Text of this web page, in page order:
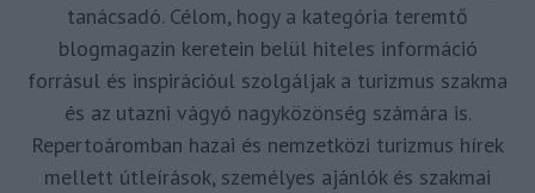
tanácsadó. Célom, hogy a kategória teremtő
blogmagazin keretein belül hiteles információ
forrásul és inspirációul szolgáljak a turizmus szakma
és az utazni vágyó nagyközönség számára is.
Repertoáromban hazai és nemzetközi turizmus hírek
mellett útleírások, személyes ajánlók és szakmai